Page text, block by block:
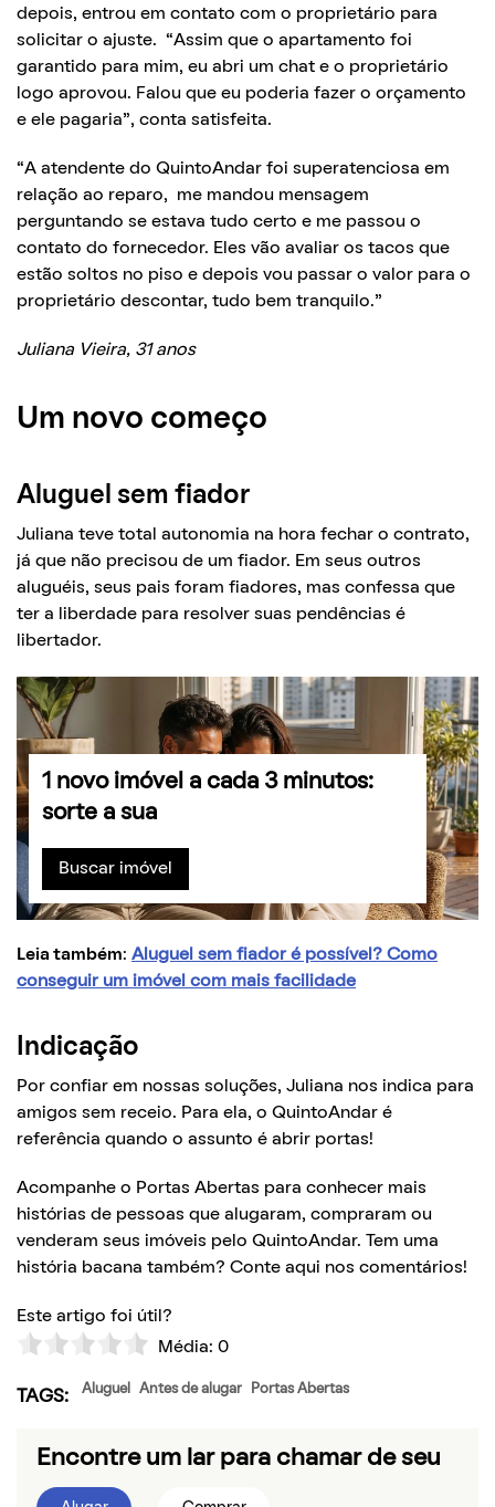
depois, entrou em contato com o proprietário para
solicitar o ajuste. “Assim que o apartamento foi
garantido para mim, eu abri um chat e o proprietário
logo aprovou. Falou que eu poderia fazer o orçamento
e ele pagaria”, conta satisfeita.
“A atendente do QuintoAndar foi superatenciosa em
relação ao reparo, me mandou mensagem
perguntando se estava tudo certo e me passou o
contato do fornecedor. Eles vão avaliar os tacos que
estão soltos no piso e depois vou passar o valor para o
proprietário descontar, tudo bem tranquilo.”
Juliana Vieira, 31 anos
Um novo começo
Aluguel sem fiador
Juliana teve total autonomia na hora fechar o contrato,
já que não precisou de um fiador. Em seus outros
aluguéis, seus pais foram fiadores, mas confessa que
ter a liberdade para resolver suas pendências é
libertador.
1 novo imóvel a cada 3 minutos:
sorte a sua
Buscar imóvel
Leia também: Aluguel sem fiador é possível? Como
conseguir um imóvel com mais facilidade
Indicação
Por confiar em nossas soluções, Juliana nos indica para
amigos sem receio. Para ela, o QuintoAndar é
referência quando o assunto é abrir portas!
Acompanhe o Portas Abertas para conhecer mais
histórias de pessoas que alugaram, compraram ou
venderam seus imóveis pelo QuintoAndar. Tem uma
história bacana também? Conte aqui nos comentários!
Este artigo foi útil?
Média: 0
TAGS: Aluguel Antes de alugar Portas Abertas
Encontre um lar para chamar de seu